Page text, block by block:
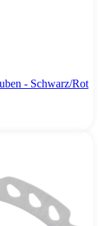
- Schwarz/Rot